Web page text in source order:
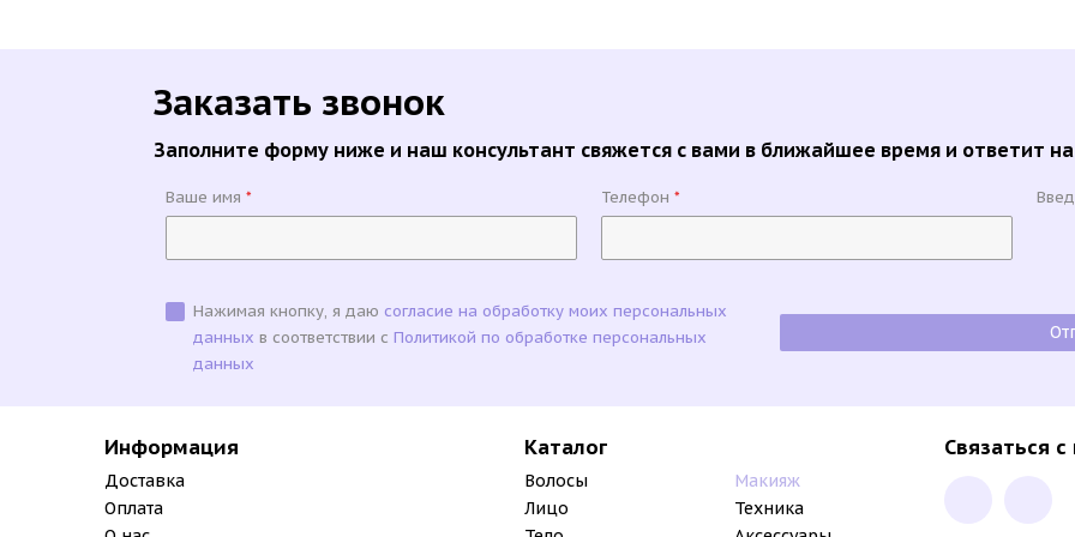
Заказать звонок
Заполните форму ниже и наш консультант свяжется с вами в ближайшее время и ответит
Ваше имя * Телефон *
Нажимая кнопку, я даю согласие на обработку моих персональных
данных в соответствии сПолитикой по обработке персональных
данных
Информация
Доставка
Оплата
Каталог
Волосы
Лицо
Макияж
Техника
Связаться